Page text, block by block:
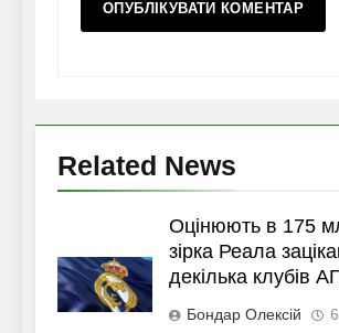
Related News
Оцінюють в 175
зірка Реала
декілька клубів
Бондар Олексій